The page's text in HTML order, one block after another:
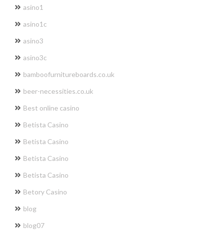
asino1
asino1c
asino3
asino3c
bamboofurnitureboards.co.uk
beer-necessities.co.uk
Best online casino
Betista Casino
Betista Casino
Betista Casino
Betista Casino
Betory Casino
blog
blog07